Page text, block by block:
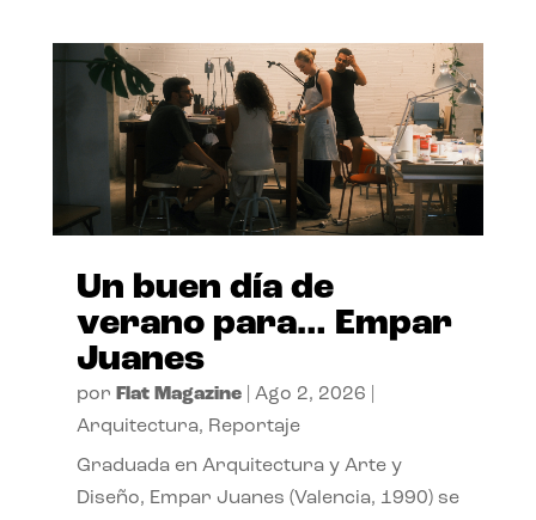
Un buen día de
verano para… Empar
Juanes
por Flat Magazine| Ago 2, 2026
Arquitectura, Reportaje
Graduada en Arquitectura y Arte y
Diseño, Empar Juanes (Valencia, 1990) se